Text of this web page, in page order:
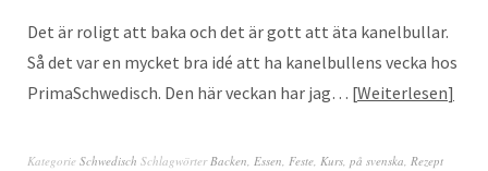
Det är roligt att baka och det är gott att äta kanelbullar.
Så det var en mycket bra idé att ha kanelbullens vecka hos
PrimaSchwedisch. Den här veckan har jag… Weiterlesen
Kategorie Schwedisch SchlagwörterBacken, Essen, Feste, Kurs, på svenska, Rezept